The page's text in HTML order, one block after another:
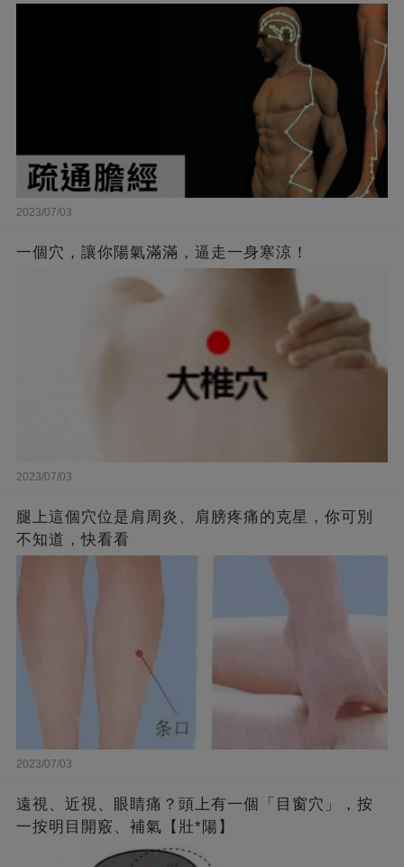
2023/07/03
一個穴，讓你陽氣滿滿，逼走一身寒涼！
2023/07/03
腿上這個穴位是肩周炎、肩膀疼痛的克星，你可別
不知道，快看看
2023/07/03
遠視、近視、眼睛痛？頭上有一個「目窗穴」，按
一按明目開竅、補氣【壯*陽】